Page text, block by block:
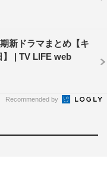
新ドラマまとめ【キ
】 | TV LIFE web
Recommended by